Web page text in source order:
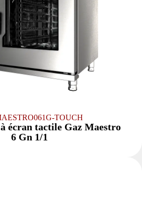
TOUCH
écran tactile Gaz Maestro
6 Gn 1/1